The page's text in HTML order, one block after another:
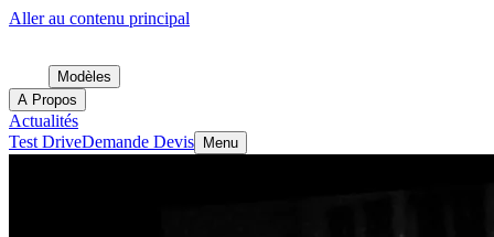
Aller au contenu principal
Modèles
A Propos
Actualités
Test DriveDemande Devis Menu